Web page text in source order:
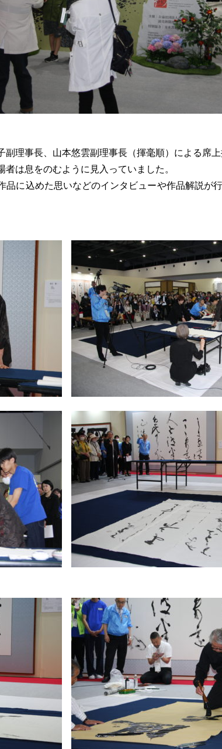
理事長、山本悠雲副理事長（揮毫順）による席
は息をのむように見入っていました。
品に込めた思いなどのインタビューや作品解説が